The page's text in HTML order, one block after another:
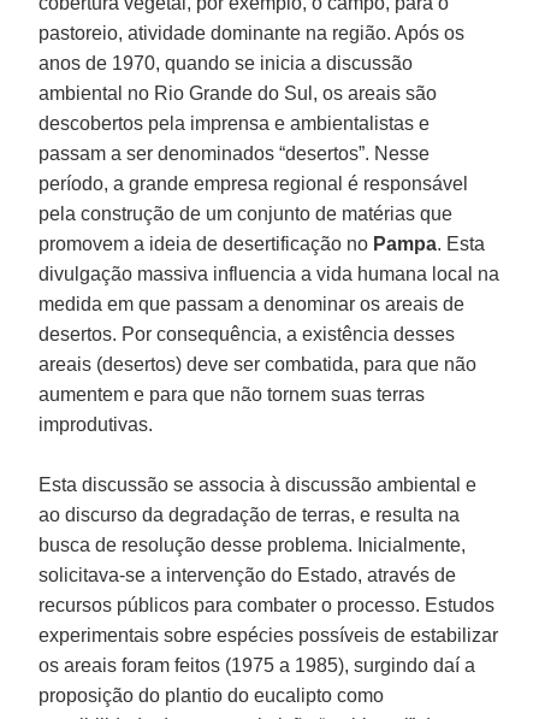
pastoreio, atividade dominante na região. Após os
anos de 1970, quando se inicia a discussão
ambiental no Rio Grande do Sul, os areais são
descobertos pela imprensa e ambientalistas e
passam a ser denominados “desertos”. Nesse
período, a grande empresa regional é responsável
pela construção de um conjunto de matérias que
promovem a ideia de desertificação no Pampa. Esta
divulgação massiva influencia a vida humana local na
medida em que passam a denominar os areais de
desertos. Por consequência, a existência desses
areais (desertos) deve ser combatida, para que não
aumentem e para que não tornem suas terras
improdutivas.
Esta discussão se associa à discussão ambiental e
ao discurso da degradação de terras, e resulta na
busca de resolução desse problema. Inicialmente,
solicitava-se a intervenção do Estado, através de
recursos públicos para combater o processo. Estudos
experimentais sobre espécies possíveis de estabilizar
os areais foram feitos (1975 a 1985), surgindo daí a
proposição do plantio do eucalipto como